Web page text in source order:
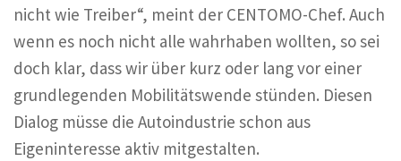
nicht wie Treiber“, meint der CENTOMO-Chef. Auch
wenn es noch nicht alle wahrhaben wollten, so sei
doch klar, dass wir über kurz oder lang vor einer
grundlegenden Mobilitätswende stünden. Diesen
Dialog müsse die Autoindustrie schon aus
Eigeninteresse aktiv mitgestalten.